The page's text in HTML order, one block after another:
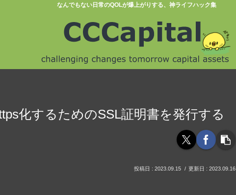
なんでもない日常のQOLが爆上がりする、神ライフハック集
化するためのSSL証明書を発行する
2023.09.15 2023.09.16